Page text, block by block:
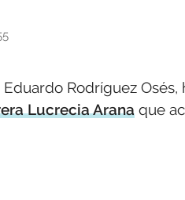
Rodríguez
Lucrecia Arana que